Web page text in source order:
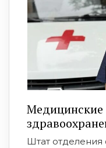
Медицинские
Штат